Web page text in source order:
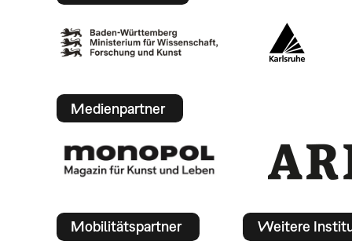
Medienpartner
Mobilitätspartner Weitere